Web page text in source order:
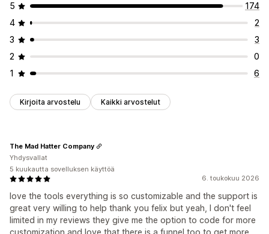
5
174
4
2
3
3
2
0
1
6
Kirjoita arvostelu Kaikki arvostelut
6. toukokuu 2026
love the tools everything is so customizable and the support is
great very willing to help thank you felix but yeah, I don't feel
limited in my reviews they give me the option to code for more
The Mad Hatter Company
Yhdysvallat
5 kuukautta sovelluksen käyttöä